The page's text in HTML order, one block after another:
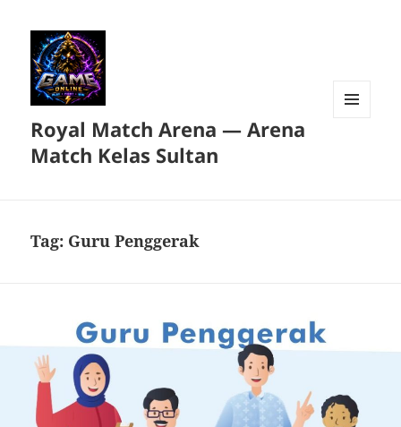
Royal Match Arena — Arena
Match Kelas Sultan
Tag: Guru Penggerak